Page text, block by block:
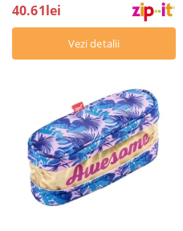
40.61lei
Vezi detalii